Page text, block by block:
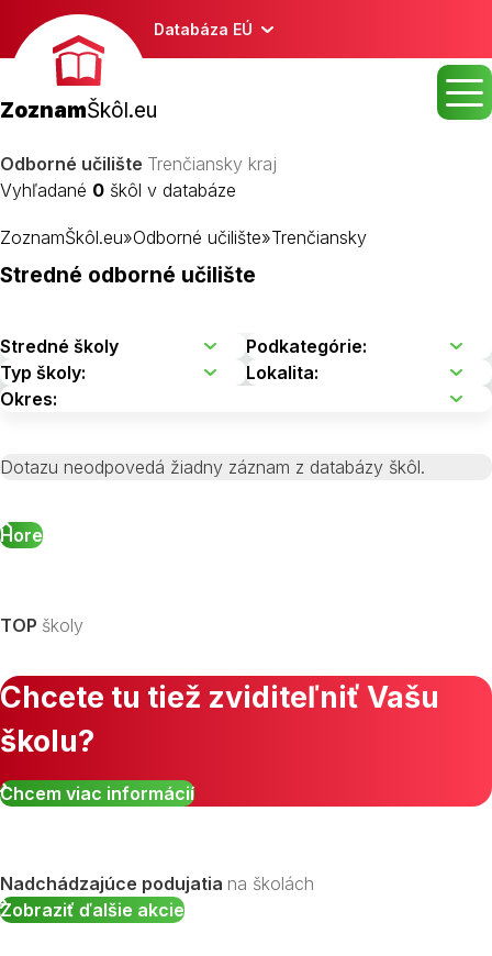
Databáza EÚ
ZoznamŠkôl.eu
Odborné učilište Trenčiansky kraj
Vyhľadané 0 škôl v databáze
ZoznamŠkôl.eu»Odborné učilište»Trenčiansky
Stredné odborné učilište
Dotazu neodpovedá žiadny záznam z databázy škôl.
Hore
TOP školy
Chcete tu tiež zviditeľniť Vašu
školu?
Chcem viac informácií
Nadchádzajúce podujatia na školách
Zobraziť ďalšie akcie